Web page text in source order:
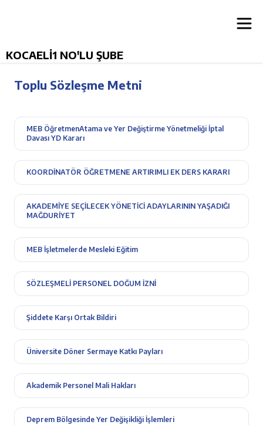
KOCAELİ1 NO'LU ŞUBE
Toplu Sözleşme Metni
MEB ÖğretmenAtama ve Yer Değiştirme Yönetmeliği İptal
Davası YD Kararı
KOORDİNATÖR ÖĞRETMENE ARTIRIMLI EK DERS KARARI
AKADEMİYE SEÇİLECEK YÖNETİCİ ADAYLARININ YAŞADIĞI
MAĞDURİYET
MEB İşletmelerde Mesleki Eğitim
SÖZLEŞMELİ PERSONEL DOĞUM İZNİ
Şiddete Karşı Ortak Bildiri
Üniversite Döner Sermaye Katkı Payları
Akademik Personel Mali Hakları
Deprem Bölgesinde Yer Değişikliği İşlemleri